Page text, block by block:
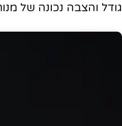
גודל והצבה נכונה של